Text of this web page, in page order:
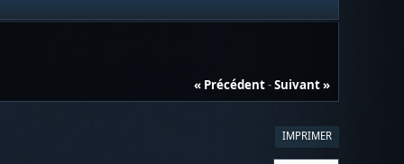
« Précédent-Suivant »
IMPRIMER